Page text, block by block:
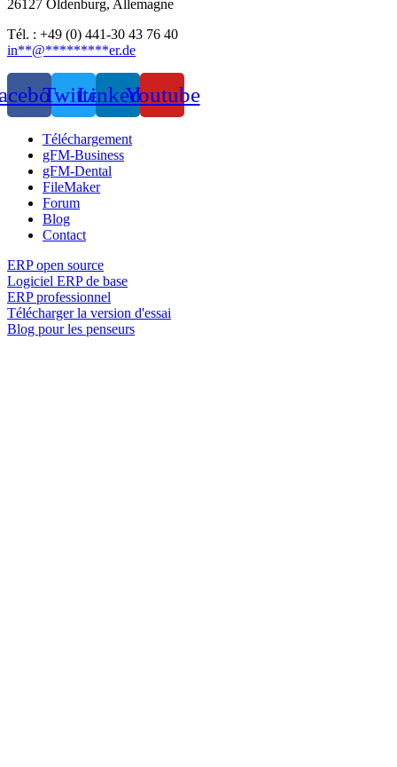
26127 Oldenburg, Allemagne
Tél. : +49 (0) 441-30 43 76 40
in**@*********er.de
TwitterLinkedinYoutube
Téléchargement
gFM-Business
gFM-Dental
FileMaker
Forum
Blog
Contact
ERP open source
Logiciel ERP de base
ERP professionnel
Télécharger la version d'essai
Blog pour les penseurs